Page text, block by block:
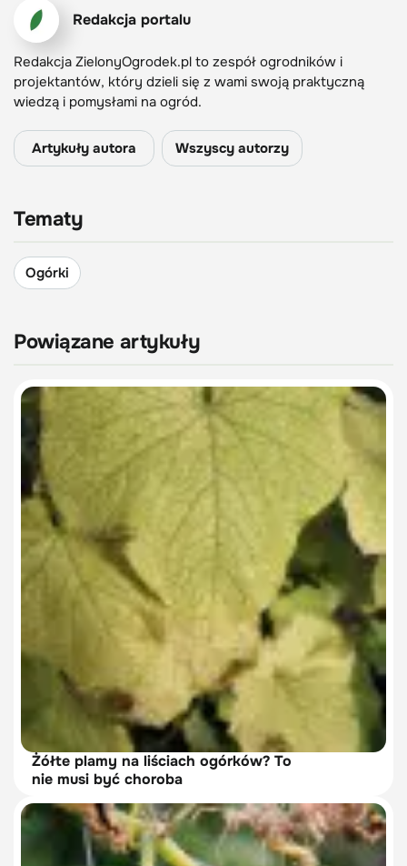
Redakcja portalu
Redakcja ZielonyOgrodek.pl to zespół ogrodników i
projektantów, który dzieli się z wami swoją praktyczną
wiedzą i pomysłami na ogród.
Artykuły autora Wszyscy autorzy
Tematy
Ogórki
Powiązane artykuły
Żółte plamy na liściach ogórków? To
nie musi być choroba